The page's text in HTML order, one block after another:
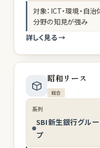
対象：ICT・環境・自
分野の知見が強み
詳しく見る →
昭和リース
総合
系列
SBI新生銀行グルー
プ